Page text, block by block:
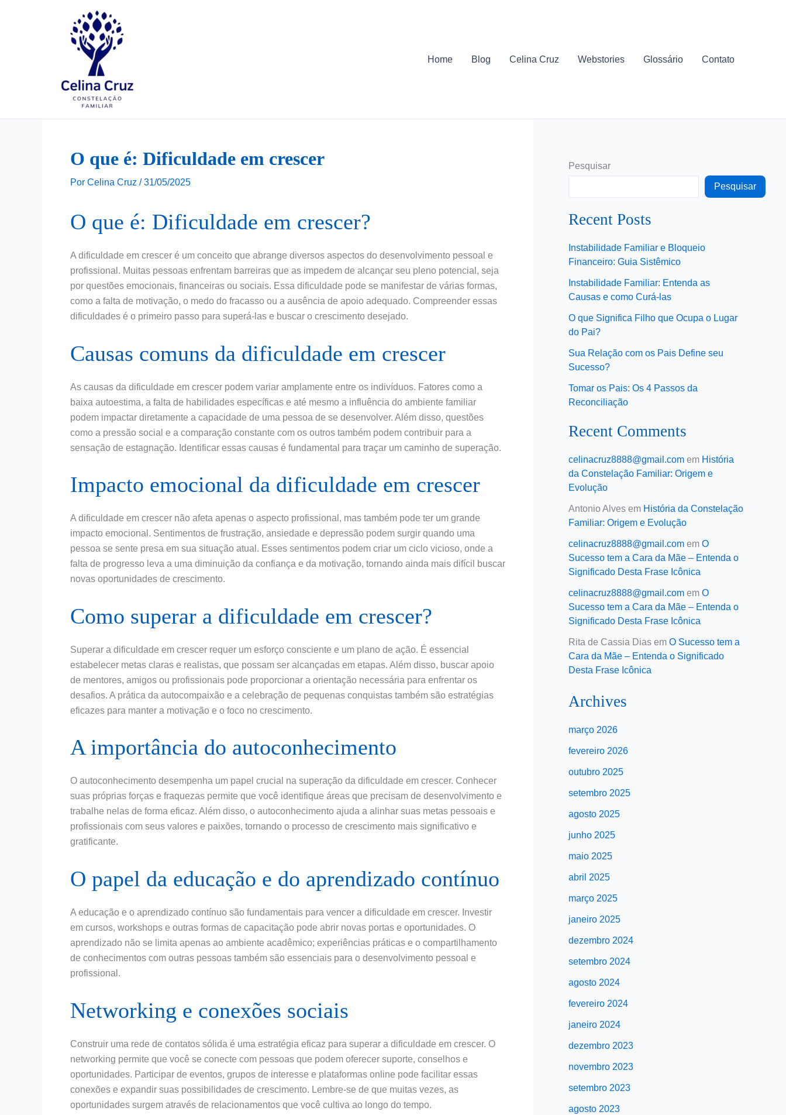
Home Blog Celina Cruz Webstories Glossário Contato
O que é: Dificuldade em crescer
Por Celina Cruz /31/05/2025
O que é: Dificuldade em crescer?
A dificuldade em crescer é um conceito que abrange diversos aspectos do desenvolvimento pessoal e
profissional. Muitas pessoas enfrentam barreiras que as impedem de alcançar seu pleno potencial, seja
por questões emocionais, financeiras ou sociais. Essa dificuldade pode se manifestar de várias formas,
como a falta de motivação, o medo do fracasso ou a ausência de apoio adequado. Compreender essas
dificuldades é o primeiro passo para superá-las e buscar o crescimento desejado.
Causas comuns da dificuldade em crescer
As causas da dificuldade em crescer podem variar amplamente entre os indivíduos. Fatores como a
baixa autoestima, a falta de habilidades específicas e até mesmo a influência do ambiente familiar
podem impactar diretamente a capacidade de uma pessoa de se desenvolver. Além disso, questões
como a pressão social e a comparação constante com os outros também podem contribuir para a
sensação de estagnação. Identificar essas causas é fundamental para traçar um caminho de superação.
Impacto emocional da dificuldade em crescer
A dificuldade em crescer não afeta apenas o aspecto profissional, mas também pode ter um grande
impacto emocional. Sentimentos de frustração, ansiedade e depressão podem surgir quando uma
pessoa se sente presa em sua situação atual. Esses sentimentos podem criar um ciclo vicioso, onde a
falta de progresso leva a uma diminuição da confiança e da motivação, tornando ainda mais difícil buscar
novas oportunidades de crescimento.
Como superar a dificuldade em crescer?
Superar a dificuldade em crescer requer um esforço consciente e um plano de ação. É essencial
estabelecer metas claras e realistas, que possam ser alcançadas em etapas. Além disso, buscar apoio
de mentores, amigos ou profissionais pode proporcionar a orientação necessária para enfrentar os
desafios. A prática da autocompaixão e a celebração de pequenas conquistas também são estratégias
eficazes para manter a motivação e o foco no crescimento.
A importância do autoconhecimento
O autoconhecimento desempenha um papel crucial na superação da dificuldade em crescer. Conhecer
suas próprias forças e fraquezas permite que você identifique áreas que precisam de desenvolvimento e
trabalhe nelas de forma eficaz. Além disso, o autoconhecimento ajuda a alinhar suas metas pessoais e
profissionais com seus valores e paixões, tornando o processo de crescimento mais significativo e
gratificante.
O papel da educação e do aprendizado contínuo
A educação e o aprendizado contínuo são fundamentais para vencer a dificuldade em crescer. Investir
em cursos, workshops e outras formas de capacitação pode abrir novas portas e oportunidades. O
aprendizado não se limita apenas ao ambiente acadêmico; experiências práticas e o compartilhamento
de conhecimentos com outras pessoas também são essenciais para o desenvolvimento pessoal e
profissional.
Networking e conexões sociais
Construir uma rede de contatos sólida é uma estratégia eficaz para superar a dificuldade em crescer. O
networking permite que você se conecte com pessoas que podem oferecer suporte, conselhos e
oportunidades. Participar de eventos, grupos de interesse e plataformas online pode facilitar essas
conexões e expandir suas possibilidades de crescimento. Lembre-se de que muitas vezes, as
oportunidades surgem através de relacionamentos que você cultiva ao longo do tempo.
Pesquisar
Pesquisar
Recent Posts
Instabilidade Familiar e Bloqueio
Financeiro: Guia Sistêmico
Instabilidade Familiar: Entenda as
Causas e como Curá-las
O que Significa Filho que Ocupa o Lugar
do Pai?
Sua Relação com os Pais Define seu
Sucesso?
Tomar os Pais: Os 4 Passos da
Reconciliação
Recent Comments
celinacruz8888@gmail.com em História
da Constelação Familiar: Origem e
Evolução
Antonio Alves em História da Constelação
Familiar: Origem e Evolução
celinacruz8888@gmail.com em O
Sucesso tem a Cara da Mãe – Entenda o
Significado Desta Frase Icônica
celinacruz8888@gmail.com em O
Sucesso tem a Cara da Mãe – Entenda o
Significado Desta Frase Icônica
Rita de Cassia Dias em O Sucesso tem a
Cara da Mãe – Entenda o Significado
Desta Frase Icônica
Archives
março 2026
fevereiro 2026
outubro 2025
setembro 2025
agosto 2025
junho 2025
maio 2025
abril 2025
março 2025
janeiro 2025
dezembro 2024
setembro 2024
agosto 2024
fevereiro 2024
janeiro 2024
dezembro 2023
novembro 2023
setembro 2023
agosto 2023